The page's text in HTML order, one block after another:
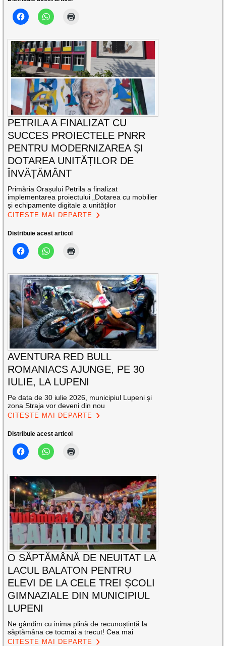
PETRILA A FINALIZAT CU
SUCCES PROIECTELE PNRR
PENTRU MODERNIZAREA ȘI
DOTAREA UNITĂȚILOR DE
ÎNVĂȚĂMÂNT
Primăria Orașului Petrila a finalizat
implementarea proiectului „Dotarea cu mobilier
și echipamente digitale a unităților
CITEȘTE MAI DEPARTE
Distribuie acest articol
AVENTURA RED BULL
ROMANIACS AJUNGE, PE 30
IULIE, LA LUPENI
Pe data de 30 iulie 2026, municipiul Lupeni și
zona Straja vor deveni din nou
CITEȘTE MAI DEPARTE
Distribuie acest articol
O SĂPTĂMÂNĂ DE NEUITAT LA
LACUL BALATON PENTRU
ELEVI DE LA CELE TREI ȘCOLI
GIMNAZIALE DIN MUNICIPIUL
LUPENI
Ne gândim cu inima plină de recunoștință la
săptămâna ce tocmai a trecut! Cea mai
CITEȘTE MAI DEPARTE